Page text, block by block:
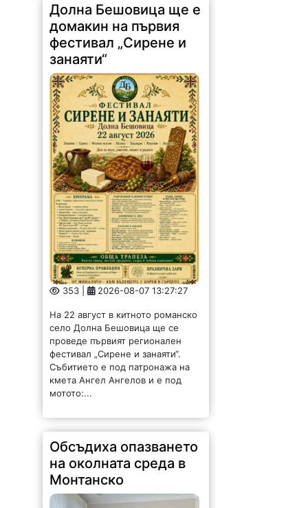
Долна Бешовица ще е
домакин на първия
фестивал „Сирене и
занаяти“
353 | 2026-08-07 13:27:27
На 22 август в китното романско
село Долна Бешовица ще се
проведе първият регионален
фестивал „Сирене и занаяти“.
Събитието е под патронажа на
кмета Ангел Ангелов и е под
мотото:...
Обсъдиха опазването
на околната среда в
Монтанско